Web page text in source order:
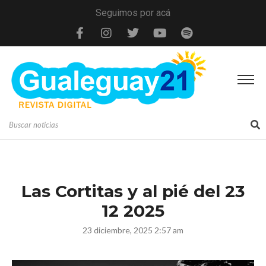
Seguimos por acá
Las Cortitas y al pié del 23
12 2025
23 diciembre, 2025 2:57 am